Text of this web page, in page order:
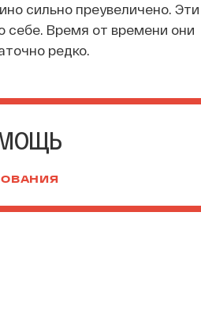
сильно преувеличено. Эти
себе. Время от времени они
редко.